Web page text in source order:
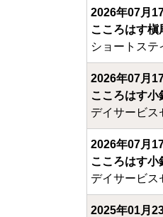
2026年07月
こころはす
ショートス
2026年07月
こころはす
デイサービス
2026年07月
こころはす
デイサービス
2025年01月